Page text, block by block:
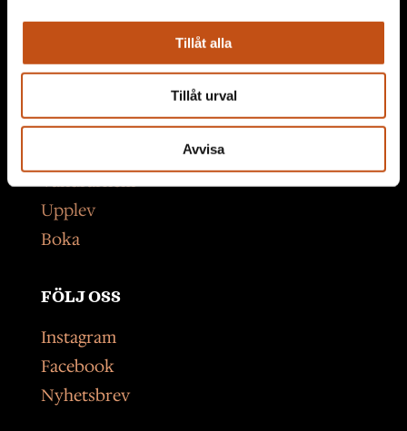
Tillåt alla
Tillåt urval
Avvisa
Konferens
Vandrarhem
Upplev
Boka
FÖLJ OSS
Instagram
Facebook
Nyhetsbrev